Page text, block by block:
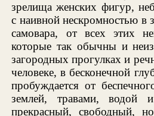
зрелища женских фигур,
с наивной нескромностью в
самовара, от всех этих
которые так обычны и
загородных прогулках и
человеке, в бесконечной
пробуждается от
землей, травами, водой
прекрасный, свободный,